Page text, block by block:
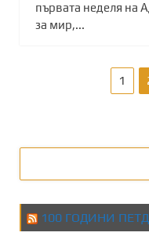
първата неделя на
за мир,...
з
д
е
1
100 ГОДИНИ